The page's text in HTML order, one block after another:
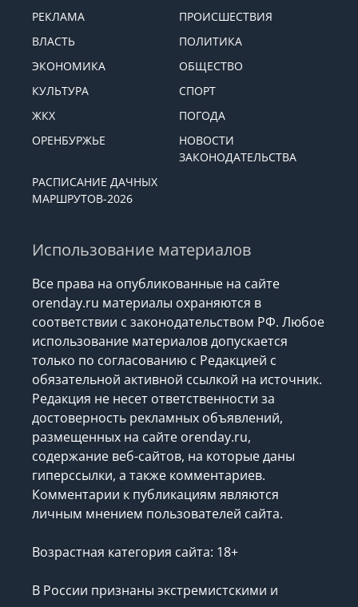
РЕКЛАМА
ПРОИСШЕСТВИЯ
ВЛАСТЬ
ПОЛИТИКА
ЭКОНОМИКА
ОБЩЕСТВО
КУЛЬТУРА
СПОРТ
ЖКХ
ПОГОДА
ОРЕНБУРЖЬЕ
НОВОСТИ
ЗАКОНОДАТЕЛЬСТВА
РАСПИСАНИЕ ДАЧНЫХ
МАРШРУТОВ-2026
Использование материалов
Все права на опубликованные на сайте
orenday.ru материалы охраняются в
соответствии с законодательством РФ. Любое
использование материалов допускается
только по согласованию с Редакцией с
обязательной активной ссылкой на источник.
Редакция не несет ответственности за
достоверность рекламных объявлений,
размещенных на сайте orenday.ru,
содержание веб-сайтов, на которые даны
гиперссылки, а также комментариев.
Комментарии к публикациям являются
личным мнением пользователей сайта.
Возрастная категория сайта: 18+
В России признаны экстремистскими и